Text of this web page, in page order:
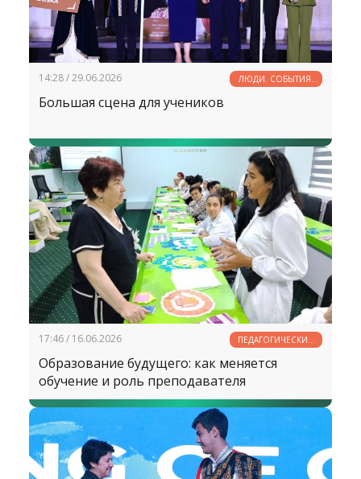
14:28 / 29.06.2026
ЛЮДИ. СОБЫТИЯ.
ФАКТЫ
Большая сцена для учеников
17:46 / 16.06.2026
ПЕДАГОГИЧЕСКИЙ
ПОИСК
Образование будущего: как меняется
обучение и роль преподавателя